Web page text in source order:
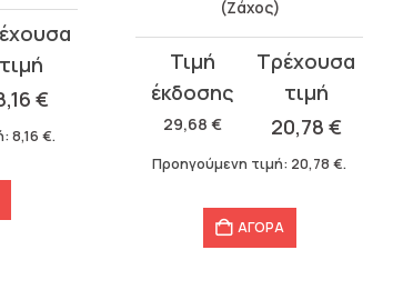
€
8,16 €.
(Ζάχος)
29,68€
Original
price
was:
29,68 €.
20,78 €
τρέχουσα
τιμή
είναι:
Προηγούμενη τιμή: 20,78€.
ΑΓΟΡΑ